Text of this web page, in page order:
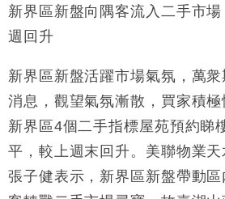
新界區新盤向隅客流入二手市
週回升
新界區新盤活躍市場氣氛，萬
消息，觀望氣氛漸散，買家積
新界區4個二手指標屋苑預約睇
平，較上週末回升。美聯物業
張子健表示，新界區新盤帶動